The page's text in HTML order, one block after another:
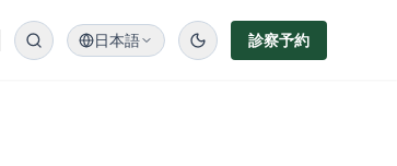
日本語 診察予約